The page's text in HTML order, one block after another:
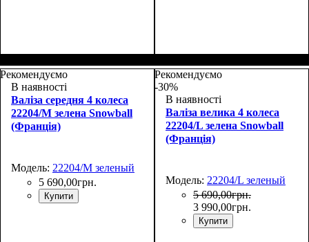
55х37х20+5
48х30х20+5
Рекомендуємо
В наявності
Валіза середня 4 колеса
22204/M зелена Snowball
(Франція)
Модель: 22204/M зеленый
5 690,00грн.
Купити
Рекомендуємо
-30%
В наявності
Валіза велика 4 колеса
22204/L зелена Snowball
(Франція)
Модель: 22204/L зеленый
5 690,00грн.
3 990,00грн.
Купити